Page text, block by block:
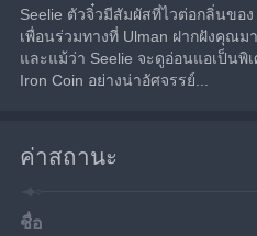
Seelie ตัวจิ๋วมีสัมผัสที่ไวต่อกลิ่นของ
เพื่อนร่วมทางที่ Ulman ฝากฝังคุณ
และแม้ว่า Seelie จะดูอ่อนแอเป็น
Iron Coin อย่างน่าอัศจรรย์...
ค่าสถานะ
ชื่อ